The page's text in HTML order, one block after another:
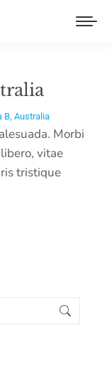
B, Australia
Morbi
vitae
tristique